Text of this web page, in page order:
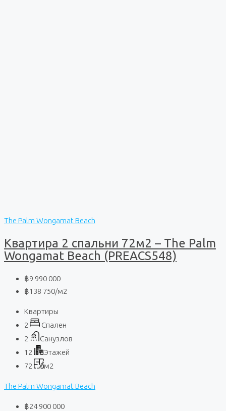
The Palm Wongamat Beach
Квартира 2 спальни 72м2 – The Palm
Wongamat Beach (PREACS548)
฿9 990 000
฿138 750/м2
Квартиры
2
Спален
2
Санузлов
12
Этажей
72
м2
The Palm Wongamat Beach
฿24 900 000